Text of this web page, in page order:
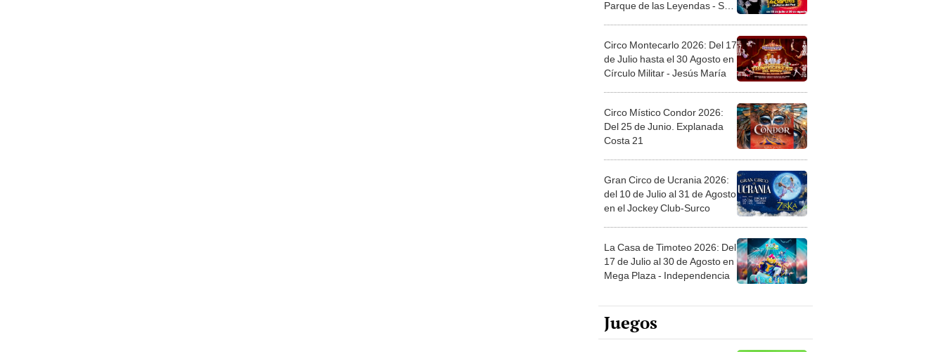
Parque de las Leyendas - San
Circo Montecarlo 2026: Del 17
de Julio hasta el 30 Agosto en
Círculo Militar - Jesús María
Circo Místico Condor 2026:
Del 25 de Junio. Explanada
Costa 21
Gran Circo de Ucrania 2026:
del 10 de Julio al 31 de Agosto
en el Jockey Club-Surco
La Casa de Timoteo 2026: Del
17 de Julio al 30 de Agosto en
Mega Plaza - Independencia
Juegos